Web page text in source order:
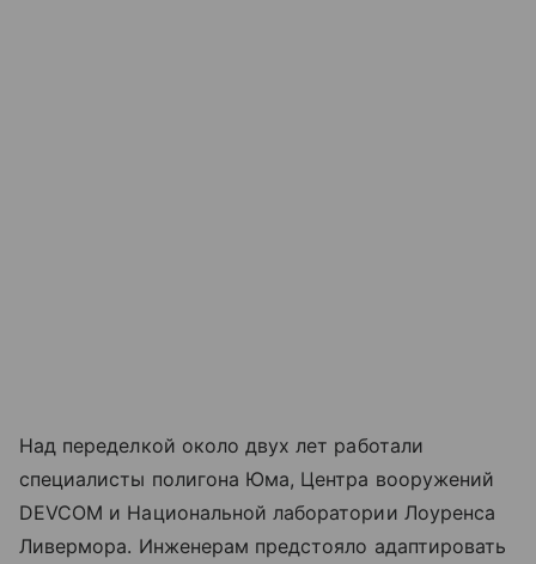
Над переделкой около двух лет работали
специалисты полигона Юма, Центра вооружений
DEVCOM и Национальной лаборатории Лоуренса
Ливермора. Инженерам предстояло адаптировать